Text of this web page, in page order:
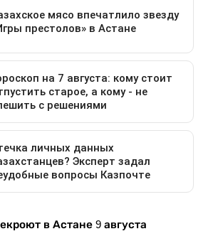
в Астане 9 августа